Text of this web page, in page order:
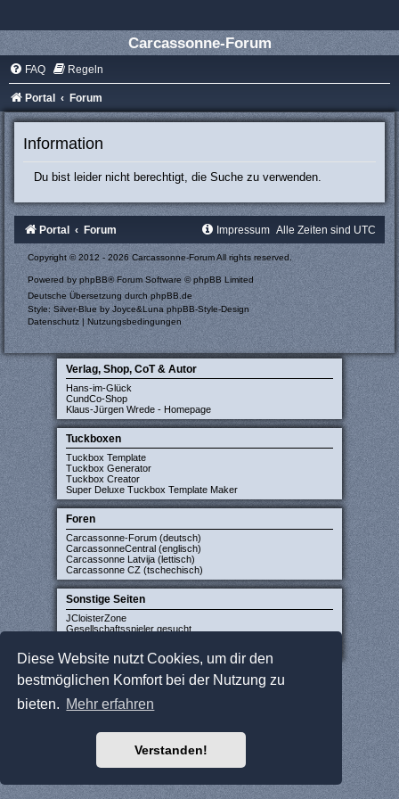
Diese Website nutzt Cookies, um dir den
bestmöglichen Komfort bei der Nutzung zu
bieten. Mehr erfahren
Verstanden!
Carcassonne-Forum
FAQ Regeln
Portal Forum
Information
Du bist leider nicht berechtigt, die Suche zu verwenden.
Portal Forum Alle Zeiten sind UTC
Impressum
Copyright © 2012 - 2026 Carcassonne-Forum All rights reserved.
Powered by phpBB® Forum Software © phpBB Limited
Deutsche Übersetzung durch phpBB.de
Style: Silver-Blue by Joyce&LunaphpBB-Style-Design
Datenschutz | Nutzungsbedingungen
Verlag, Shop, CoT & Autor
Hans-im-Glück
CundCo-Shop
Klaus-Jürgen Wrede - Homepage
Tuckboxen
Tuckbox Template
Tuckbox Generator
Tuckbox Creator
Super Deluxe Tuckbox Template Maker
Foren
Carcassonne-Forum (deutsch)
CarcassonneCentral (englisch)
Carcassonne Latvija (lettisch)
Carcassonne CZ (tschechisch)
Sonstige Seiten
JCloisterZone
Gesellschaftsspieler gesucht